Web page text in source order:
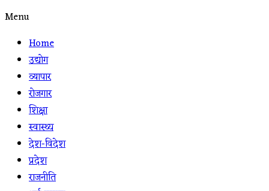
Menu
Home
उद्योग
व्यापार
रोजगार
शिक्षा
स्वास्थ्य
देश-विदेश
प्रदेश
राजनीति